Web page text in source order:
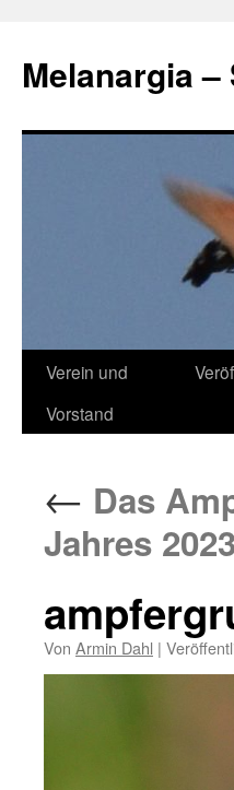
springen
Melanargia
Verein und
Vorstand
← Das
Jahres 2023
Von Armin Dahl |